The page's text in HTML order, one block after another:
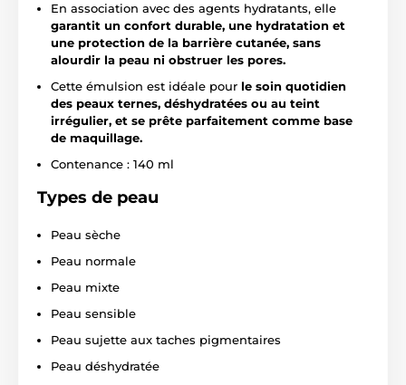
En association avec des agents hydratants, elle
garantit un confort durable, une hydratation et
une protection de la barrière cutanée, sans
alourdir la peau ni obstruer les pores.
Cette émulsion est idéale pour le soin quotidien
des peaux ternes, déshydratées ou au teint
irrégulier, et se prête parfaitement comme base
de maquillage.
Contenance : 140 ml
Types de peau
Peau sèche
Peau normale
Peau mixte
Peau sensible
Peau sujette aux taches pigmentaires
Peau déshydratée